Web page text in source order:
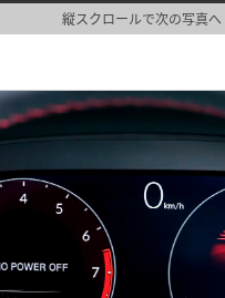
縦スクロールで次の写真へ